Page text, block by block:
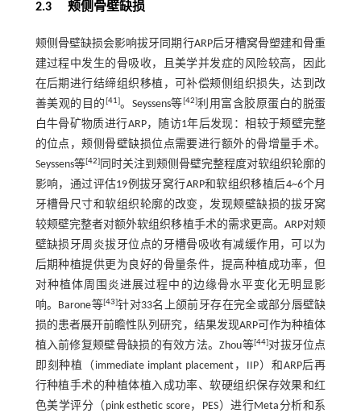
2.3 颊侧骨壁缺损
颊侧骨壁缺损会影响拔牙同期行ARP后牙槽窝骨塑建和骨重
建过程中发生的骨吸收，且美学并发症的风险较高，因此
在后期进行结缔组织移植，可补偿颊侧组织损失，达到改
善美观的目的 [41]。Seyssens等[42]利用富含胶原蛋白的脱蛋
白牛骨矿物质进行ARP，随访1年后发现：相较于颊壁完整
的位点，颊侧骨壁缺损位点需要进行额外的骨增量手术。
Seyssens等[42]同时关注到颊侧骨壁完整程度对软组织轮廓的
影响，通过评估19例拔牙窝行ARP和软组织移植后4~6个月
牙槽骨尺寸和软组织轮廓的改变，发现颊壁缺损的拔牙窝
较颊壁完整者对额外软组织移植手术的需求更高。ARP对颊
壁缺损牙周炎拔牙位点的牙槽骨吸收有减缓作用，可以为
后期种植提供更为良好的骨量条件，提高种植成功率，但
对种植体周围炎进展过程中的边缘骨水平变化无明显影
响。Barone等[43]针对33名上颌前牙存在完全或部分唇壁缺
损的患者展开前瞻性队列研究，结果发现ARP可作为种植体
植入前修复颊壁骨缺损的有效方法。Zhou等[44]对拔牙位点
即刻种植（immediate implant placement，IIP）和ARP后再
行种植手术的种植体植入成功率、软硬组织保存效果和红
色美学评分（pink esthetic score，PES）进行Meta分析和系